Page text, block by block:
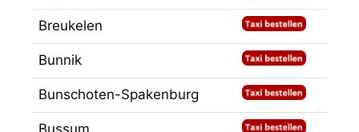
Breukelen
Bunnik
Bunschoten-Spakenburg
Bussum